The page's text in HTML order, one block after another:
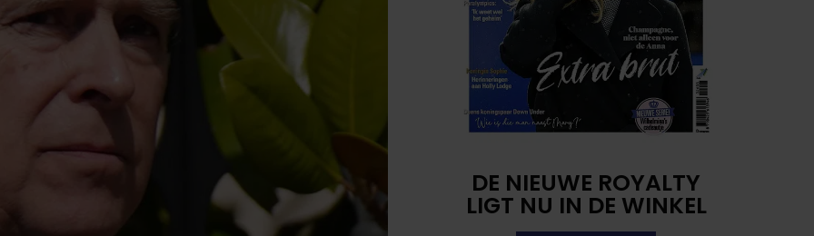
DE NIEUWE ROYALTY
LIGT NU IN DE WINKEL